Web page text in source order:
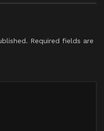
Required fields are